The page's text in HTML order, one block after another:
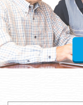
Prev
前
へ